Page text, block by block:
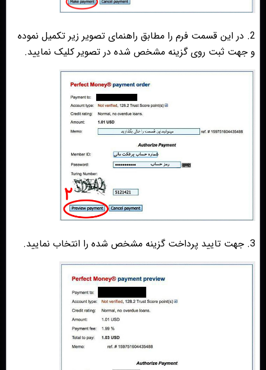
2. در این قسمت فرم را مطابق راهنمای تصویر زیر تکمیل نموده
و جهت ثبت روی گزینه مشخص شده در تصویر کلیک نمایید.
3. جهت تایید پرداخت گزینه مشخص شده را انتخاب نمایید.